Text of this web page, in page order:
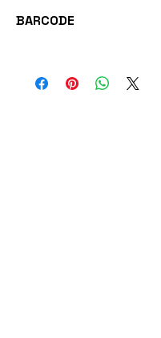
BARCODE